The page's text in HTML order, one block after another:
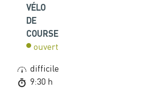
VÉLO
DE
COURSE
ouvert
difficile
9:30 h